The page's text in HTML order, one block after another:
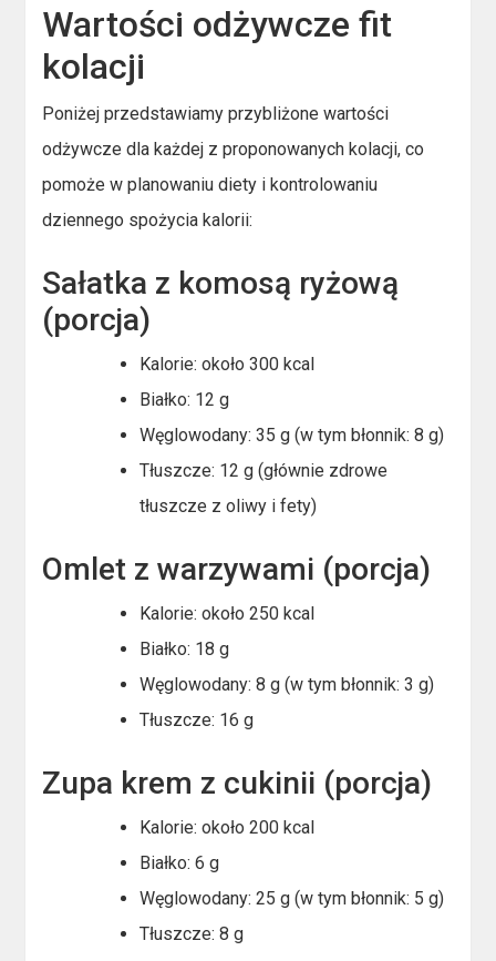
Wartości odżywcze fit
kolacji
Poniżej przedstawiamy przybliżone wartości
odżywcze dla każdej z proponowanych kolacji, co
pomoże w planowaniu diety i kontrolowaniu
dziennego spożycia kalorii:
Sałatka z komosą ryżową
(porcja)
Kalorie: około 300 kcal
Białko: 12 g
Węglowodany: 35 g (w tym błonnik: 8 g)
Tłuszcze: 12 g (głównie zdrowe
tłuszcze z oliwy i fety)
Omlet z warzywami (porcja)
Kalorie: około 250 kcal
Białko: 18 g
Węglowodany: 8 g (w tym błonnik: 3 g)
Tłuszcze: 16 g
Zupa krem z cukinii (porcja)
Kalorie: około 200 kcal
Białko: 6 g
Węglowodany: 25 g (w tym błonnik: 5 g)
Tłuszcze: 8 g